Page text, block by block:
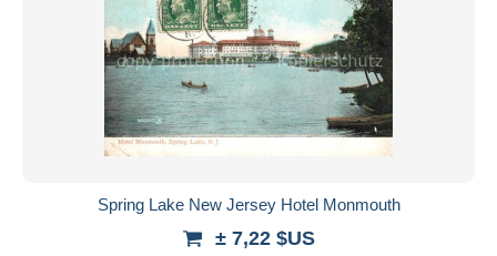
Spring Lake New Jersey Hotel Monmouth
± 7,22 $US